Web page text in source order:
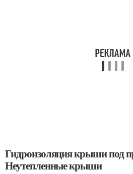
Гидроизоляция крыши под
Неутепленные крыши